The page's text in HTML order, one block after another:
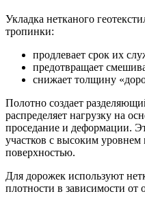
Укладка нетканого
тропинки:
продлевает срок их
предотвращает
снижает толщину
Полотно создает
распределяет нагрузку на
проседание и деформации.
участков с высоким
поверхностью.
Для дорожек используют
плотности в зависимости от